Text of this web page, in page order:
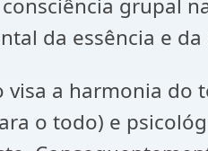
grupal
da essência e
a harmonia do
o todo) e